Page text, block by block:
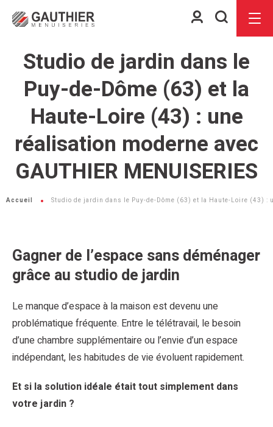
Espace
Menu
Studio de jardin dans le
Puy-de-Dôme (63) et la
Haute-Loire (43) : une
réalisation moderne avec
GAUTHIER MENUISERIES
Accueil Studio de jardin dans le Puy-de-Dôme (63) et la Haute-Loire (43) :
Gagner de l’espace sans déménager
grâce au studio de jardin
Le manque d’espace à la maison est devenu une
problématique fréquente. Entre le télétravail, le besoin
d’une chambre supplémentaire ou l’envie d’un espace
indépendant, les habitudes de vie évoluent rapidement.
Et si la solution idéale était tout simplement dans
votre jardin ?